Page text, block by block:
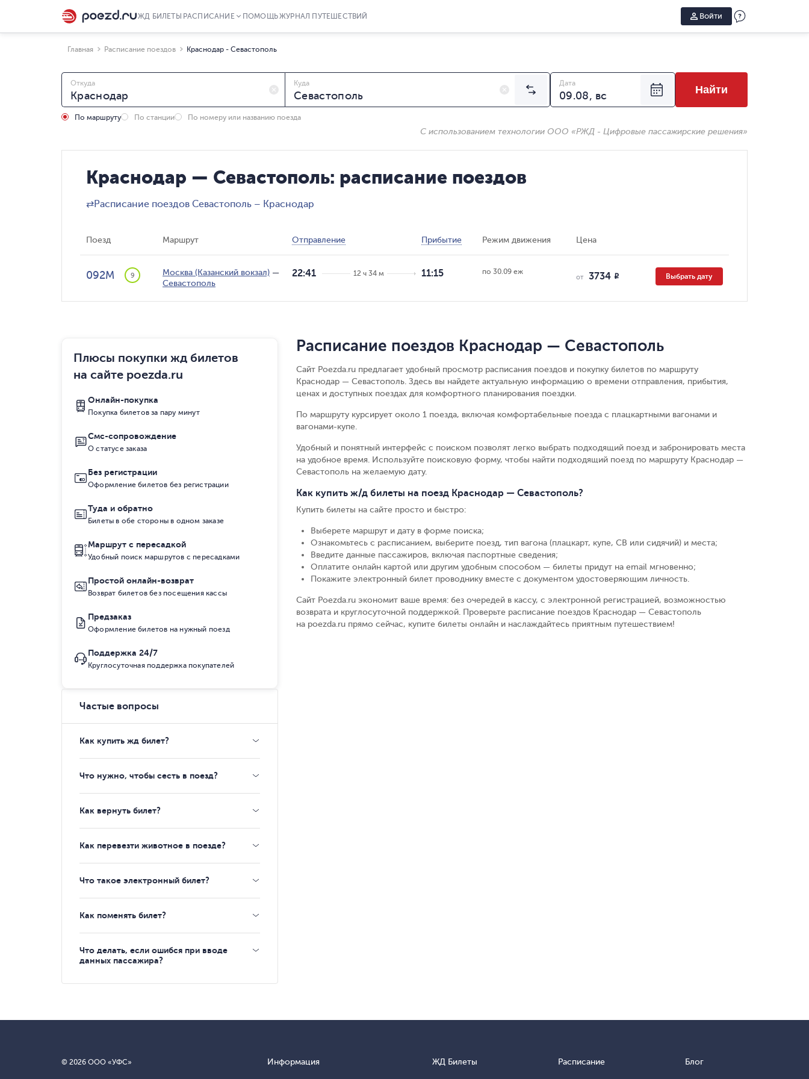
ЖД БИЛЕТЫ РАСПИСАНИЕ ПОМОЩЬЖУРНАЛ ПУТЕШЕСТВИЙ Войти
Главная Расписание поездов Краснодар - Севастополь
Откуда Куда
По маршруту По станции По номеру или названию поезда
Дата
Найти
С использованием технологии ООО «РЖД - Цифровые пассажирские решения»
Краснодар — Севастополь: расписание поездов
⇄Расписание поездов Севастополь – Краснодар
Поезд Маршрут Отправление Прибытие Режим движения Цена
092М 9 Москва (Казанский вокзал) —
Севастополь
22:41 12 ч 34 м 11:15 по 30.09 еж
от 3734 R Выбрать дату
Расписание поездов Краснодар — Севастополь
Сайт Poezda.ru предлагает удобный просмотр расписания поездов и покупку билетов по маршруту
Краснодар — Севастополь. Здесь вы найдете актуальную информацию о времени отправления, прибытия,
ценах и доступных поездах для комфортного планирования поездки.
По маршруту курсирует около 1 поезда, включая комфортабельные поезда с плацкартными вагонами и
вагонами-купе.
Удобный и понятный интерфейс с поиском позволят легко выбрать подходящий поезд и забронировать места
на удобное время. Используйте поисковую форму, чтобы найти подходящий поезд по маршруту Краснодар —
Севастополь на желаемую дату.
Как купить ж/д билеты на поезд Краснодар — Севастополь?
Купить билеты на сайте просто и быстро:
Выберете маршрут и дату в форме поиска;
Ознакомьтесь с расписанием, выберите поезд, тип вагона (плацкарт, купе, СВ или сидячий) и места;
Введите данные пассажиров, включая паспортные сведения;
Оплатите онлайн картой или другим удобным способом — билеты придут на email мгновенно;
Покажите электронный билет проводнику вместе с документом удостоверяющим личность.
Сайт Poezda.ru экономит ваше время: без очередей в кассу, с электронной регистрацией, возможностью
возврата и круглосуточной поддержкой. Проверьте расписание поездов Краснодар — Севастополь
на poezda.ru прямо сейчас, купите билеты онлайн и наслаждайтесь приятным путешествием!
Плюсы покупки жд билетов
на сайте poezda.ru
Онлайн-покупка
Покупка билетов за пару минут
Смс-сопровождение
О статусе заказа
Без регистрации
Оформление билетов без регистрации
Туда и обратно
Билеты в обе стороны в одном заказе
Маршрут с пересадкой
Удобный поиск маршрутов с пересадками
Простой онлайн-возврат
Возврат билетов без посещения кассы
Предзаказ
Оформление билетов на нужный поезд
Поддержка 24/7
Круглосуточная поддержка покупателей
Частые вопросы
Как купить жд билет?
Что нужно, чтобы сесть в поезд?
Как вернуть билет?
Как перевезти животное в поезде?
Что такое электронный билет?
Как поменять билет?
Что делать, если ошибся при вводе
данных пассажира?
© 2026 ООО «УФС» Информация ЖД Билеты Расписание Блог